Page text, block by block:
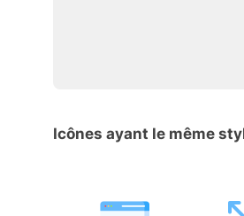
Icônes ayant le même